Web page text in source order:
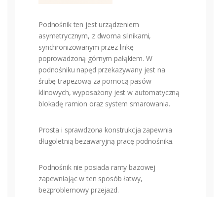
Podnośnik ten jest urządzeniem
asymetrycznym, z dwoma silnikami,
synchronizowanym przez linkę
poprowadzoną górnym pałąkiem. W
podnośniku napęd przekazywany jest na
śrubę trapezową za pomocą pasów
klinowych, wyposażony jest w automatyczną
blokadę ramion oraz system smarowania.
Prosta i sprawdzona konstrukcja zapewnia
długoletnią bezawaryjną pracę podnośnika.
Podnośnik nie posiada ramy bazowej
zapewniając w ten sposób łatwy,
bezproblemowy przejazd.